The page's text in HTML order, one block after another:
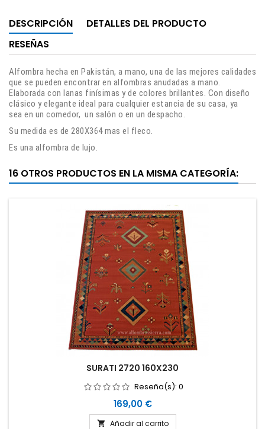
DESCRIPCIÓN
DETALLES DEL PRODUCTO
RESEÑAS
Alfombra hecha en Pakistán, a mano, una de las mejores calidades
que se pueden encontrar en alfombras anudadas a mano.
Elaborada con lanas finísimas y de colores brillantes. Con diseño
clásico y elegante ideal para cualquier estancia de su casa, ya
sea en un comedor, un salón o en un despacho.
Su medida es de 280X364 mas el fleco.
Es una alfombra de lujo.
16 OTROS PRODUCTOS EN LA MISMA CATEGORÍA:
SURATI 2720 160X230
Reseña(s): 0
Precio
169,00 €
 Añadir al carrito